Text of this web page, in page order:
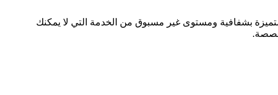
بشفافية ومستوى غير مسبوق من الخدمة التي لا يمكنك